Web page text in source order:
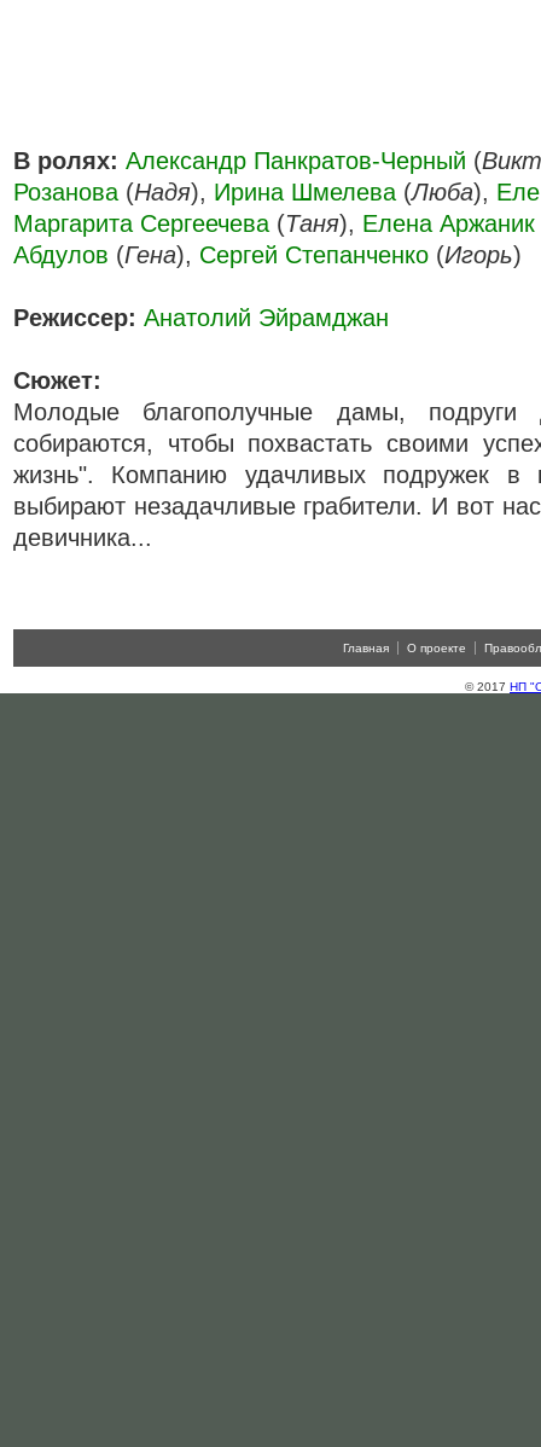
В ролях: Александр Панкратов-Черный (
Розанова (Надя), Ирина Шмелева (Люба),
Маргарита Сергеечева (Таня), Елена Аржаник
Абдулов (Гена), Сергей Степанченко (Игорь)
Режиссер: Анатолий Эйрамджан
Сюжет:
Молодые благополучные дамы, подруги
собираются, чтобы похвастать своими
жизнь". Компанию удачливых подружек в
выбирают незадачливые грабители. И вот
девичника...
Главная О проекте
© 2017 НП